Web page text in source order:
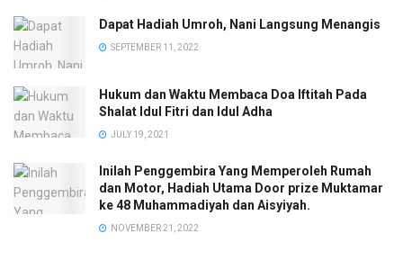
Dapat Hadiah Umroh, Nani Langsung Menangis
SEPTEMBER 11, 2022
Hukum dan Waktu Membaca Doa Iftitah Pada
Shalat Idul Fitri dan Idul Adha
JULY 19, 2021
Inilah Penggembira Yang Memperoleh Rumah
dan Motor, Hadiah Utama Door prize Muktamar
ke 48 Muhammadiyah dan Aisyiyah.
NOVEMBER 21, 2022